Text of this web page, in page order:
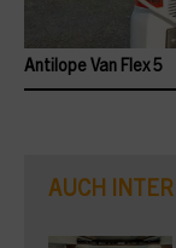
Antilope Van Flex 5
AUCH